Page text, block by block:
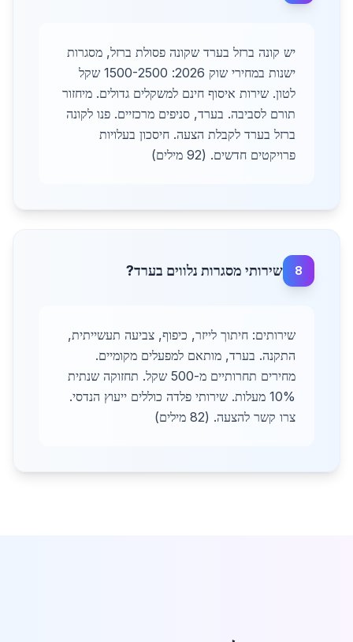
יש קונה ברזל בערד שקונה פסולת ברזל, מסגרות
ישנות במחירי שוק 2026: 1500-2500 שקל
לטון. שירות איסוף חינם למשקלים גדולים. מיחזור
תורם לסביבה. בערד, סניפים מרכזיים. פנו לקונה
ברזל בערד לקבלת הצעה. חיסכון בעלויות
פרויקטים חדשים. (92 מילים)
8 שירותי מסגרות נלווים בערד?
שירותים: חיתוך לייזר, כיפוף, צביעה תעשייתית,
התקנה. בערד, מותאם למפעלים מקומיים.
מחירים תחרותיים מ-500 שקל. תחזוקה שנתית
10% מעלות. שירותי פלדה כוללים ייעוץ הנדסי.
צרו קשר להצעה. (82 מילים)